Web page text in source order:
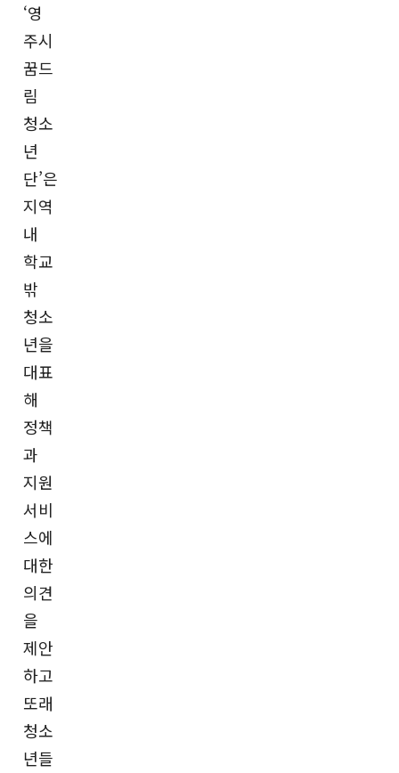
‘영
주시
꿈드
림
청소
년
단’은
지역
내
학교
밖
청소
년을
대표
해
정책
과
지원
서비
스에
대한
의견
을
제안
하고
또래
청소
년들